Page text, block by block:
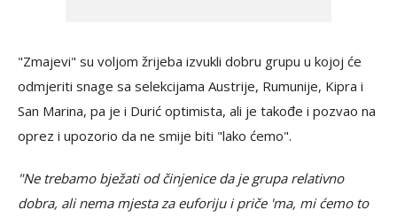
"Zmajevi" su voljom žrijeba izvukli dobru grupu u kojoj će
odmjeriti snage sa selekcijama Austrije, Rumunije, Kipra i
San Marina, pa je i Durić optimista, ali je takođe i pozvao na
oprez i upozorio da ne smije biti "lako ćemo".
"Ne trebamo bježati od činjenice da je grupa relativno
dobra, ali nema mjesta za euforiju i priče 'ma, mi ćemo to